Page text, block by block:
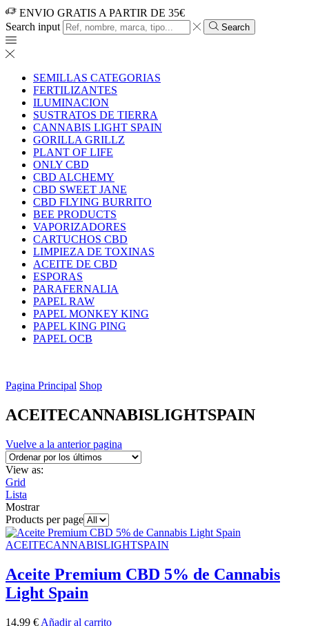
ENVIO GRATIS A PARTIR DE 35€
Search input
Search
SEMILLAS CATEGORIAS
FERTILIZANTES
ILUMINACION
SUSTRATOS DE TIERRA
CANNABIS LIGHT SPAIN
GORILLA GRILLZ
PLANT OF LIFE
ONLY CBD
CBD ALCHEMY
CBD SWEET JANE
CBD FLYING BURRITO
BEE PRODUCTS
VAPORIZADORES
CARTUCHOS CBD
LIMPIEZA DE TOXINAS
ACEITE DE CBD
ESPORAS
PARAFERNALIA
PAPEL RAW
PAPEL MONKEY KING
PAPEL KING PING
PAPEL OCB
Pagina Principal Shop
ACEITECANNABISLIGHTSPAIN
Vuelve a la anterior pagina
View as:
Grid
Lista
Mostrar
Products per page
ACEITECANNABISLIGHTSPAIN
Aceite Premium CBD 5% de Cannabis
Light Spain
14,99 € Añadir al carrito